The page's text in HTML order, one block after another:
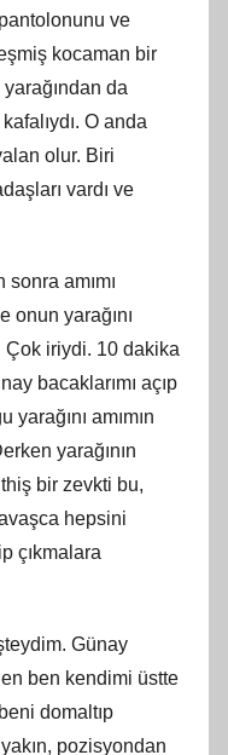
ve
kocaman bir
yarağından da
O anda
olur. Biri
vardı ve
amımı
onun yarağını
Çok iriydi. 10 dakika
bacaklarımı açıp
amımın
yarağının
bir zevkti bu,
hepsini
çıkmalara
Günay
ben kendimi üstte
domaltıp
pozisyondan